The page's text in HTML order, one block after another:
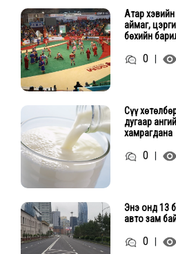
Атар
аймаг,
бөхийн
0
Сүү
дугаар
хамрагдана
0
Энэ онд 13
авто зам
0